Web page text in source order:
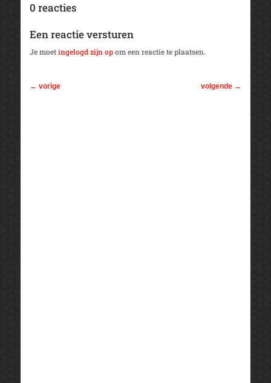
0 reacties
Een reactie versturen
Je moetingelogd zijn opom een reactie te plaatsen.
← vorige volgende →